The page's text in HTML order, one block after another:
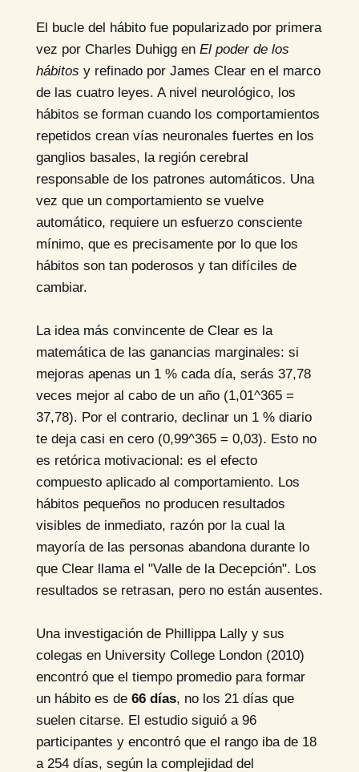
El bucle del hábito fue popularizado por primera
vez por Charles Duhigg en El poder de los
hábitos y refinado por James Clear en el marco
de las cuatro leyes. A nivel neurológico, los
hábitos se forman cuando los comportamientos
repetidos crean vías neuronales fuertes en los
ganglios basales, la región cerebral
responsable de los patrones automáticos. Una
vez que un comportamiento se vuelve
automático, requiere un esfuerzo consciente
mínimo, que es precisamente por lo que los
hábitos son tan poderosos y tan difíciles de
cambiar.
La idea más convincente de Clear es la
matemática de las ganancias marginales: si
mejoras apenas un 1 % cada día, serás 37,78
veces mejor al cabo de un año (1,01^365 =
37,78). Por el contrario, declinar un 1 % diario
te deja casi en cero (0,99^365 = 0,03). Esto no
es retórica motivacional: es el efecto
compuesto aplicado al comportamiento. Los
hábitos pequeños no producen resultados
visibles de inmediato, razón por la cual la
mayoría de las personas abandona durante lo
que Clear llama el "Valle de la Decepción". Los
resultados se retrasan, pero no están ausentes.
Una investigación de Phillippa Lally y sus
colegas en University College London (2010)
encontró que el tiempo promedio para formar
un hábito es de 66 días, no los 21 días que
suelen citarse. El estudio siguió a 96
participantes y encontró que el rango iba de 18
a 254 días, según la complejidad del